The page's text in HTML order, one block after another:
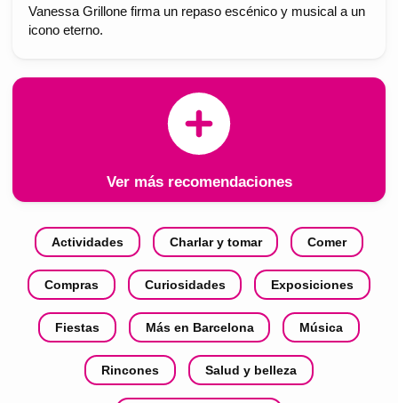
Vanessa Grillone firma un repaso escénico y musical a un
icono eterno.
Ver más recomendaciones
Actividades Charlar y tomar Comer
Compras Curiosidades Exposiciones
Fiestas Más en Barcelona Música
Rincones Salud y belleza